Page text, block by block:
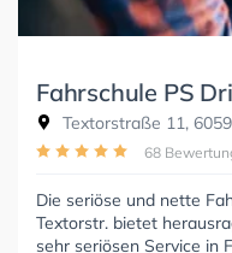
Fahrschule PS
Textorstraße 11,
68
Die seriöse und nette
Textorstr. bietet
sehr seriösen Service in